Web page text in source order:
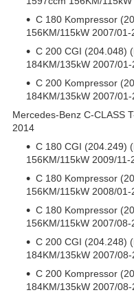
C 180 Kompressor
156KM/115kW 2007/01-
C 200 CGI (204.048)
184KM/135kW 2007/01-
C 200 Kompressor
184KM/135kW 2007/01-
Mercedes-Benz C-CLASS
2014
C 180 CGI (204.249)
156KM/115kW 2009/11-
C 180 Kompressor
156KM/115kW 2008/01-
C 180 Kompressor
156KM/115kW 2007/08-
C 200 CGI (204.248)
184KM/135kW 2007/
C 200 Kompressor
184KM/135kW 2007/